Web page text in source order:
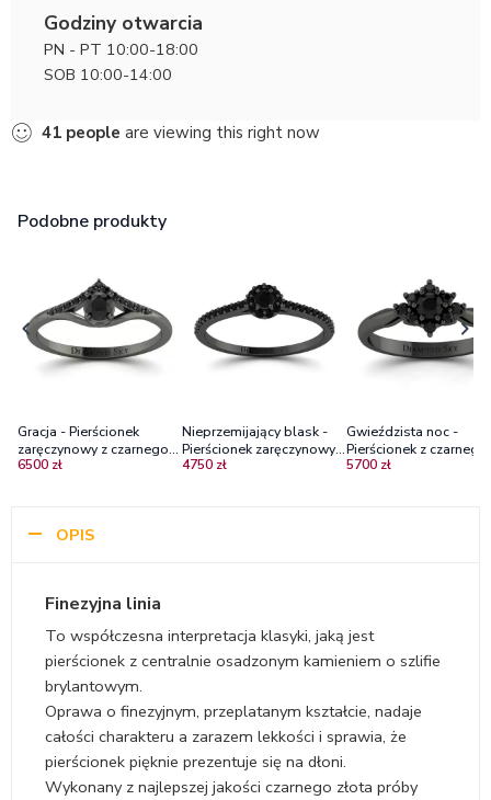
Godziny otwarcia
PN - PT 10:00-18:00
SOB 10:00-14:00
41 people are viewing this right now
Podobne produkty
Gracja - Pierścionek
zaręczynowy z czarnego
złota z czarnymi
6500 zł
Nieprzemijający blask -
Pierścionek zaręczynowy z
czarnego złota z czarnymi
4750 zł
Gwieździsta noc -
Pierścionek z czarnego
złota z czarnymi
5700 zł
OPIS
Finezyjna linia
To współczesna interpretacja klasyki, jaką jest
pierścionek z centralnie osadzonym kamieniem o szlifie
brylantowym.
Oprawa o finezyjnym, przeplatanym kształcie, nadaje
całości charakteru a zarazem lekkości i sprawia, że
pierścionek pięknie prezentuje się na dłoni.
Wykonany z najlepszej jakości czarnego złota próby